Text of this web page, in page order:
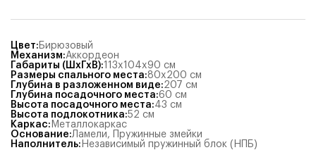
Цвет: Бирюзовый
Механизм:Аккордеон
Габариты (ШхГхВ):113x104x90 см
Размеры спального места:80x200 см
Глубина в разложенном виде:207 см
Глубина посадочного места:60 см
Высота посадочного места:43 см
Высота подлокотника:52 см
Каркас: Металлокаркас
Основание:Ламели,
Пружинные змейки
Наполнитель: Независимый пружинный блок (НПБ)